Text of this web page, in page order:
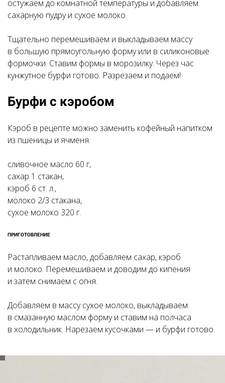
остужаем до комнатной температуры и добавляем
сахарную пудру и сухое молоко.
Тщательно перемешиваем и выкладываем массу
в большую прямоугольную форму или в силиконовые
формочки. Ставим формы в морозилку. Через час
кунжутное бурфи готово. Разрезаем и подаем!
Бурфи с кэробом
Кэроб в рецепте можно заменить кофейный напитком
из пшеницы и ячменя.
сливочное масло 60 г,
сахар 1 стакан,
кэроб 6 ст. л.,
молоко 2/3 стакана,
сухое молоко 320 г.
ПРИГОТОВЛЕНИЕ
Растапливаем масло, добавляем сахар, кэроб
и молоко. Перемешиваем и доводим до кипения
и затем снимаем с огня.
Добавляем в массу сухое молоко, выкладываем
в смазанную маслом форму и ставим на полчаса
в холодильник. Нарезаем кусочками — и бурфи готово.